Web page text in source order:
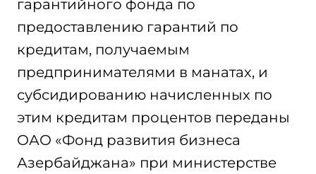
гарантийного фонда по
предоставлению гарантий по
кредитам, получаемым
предпринимателями в манатах, и
субсидированию начисленных по
этим кредитам процентов переданы
ОАО «Фонд развития бизнеса
Азербайджана» при министерстве